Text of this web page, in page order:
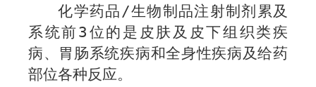
化学药品 /生物制品注射制剂累及
系统前 3 位的是皮肤及皮下组织类疾
病、胃肠系统疾病和全身性疾病及给药
部位各种反应。